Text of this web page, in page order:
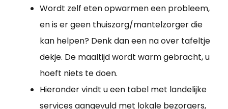
Wordt zelf eten opwarmen een probleem,
en is er geen thuiszorg/mantelzorger die
kan helpen? Denk dan een na over tafeltje
dekje. De maaltijd wordt warm gebracht, u
hoeft niets te doen.
Hieronder vindt u een tabel met landelijke
services aangevuld met lokale bezorgers,